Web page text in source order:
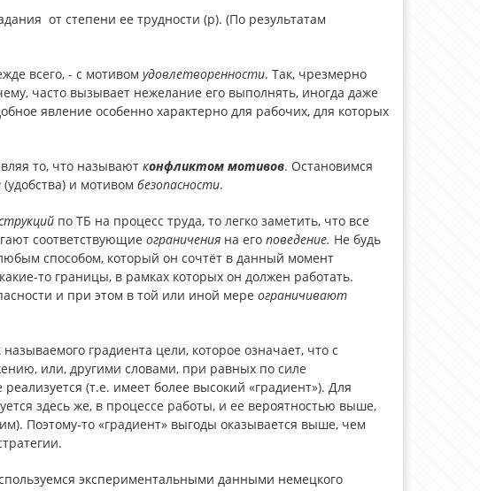
от степени ее трудности (p). (По результатам
всего, - с мотивом удовлетворенности. Так, чрезмерно
часто вызывает нежелание его выполнять, иногда даже
явление особенно характерно для рабочих, для которых
то, что называют конфликтом мотивов. Остановимся
(удобства) и мотивом безопасности.
по ТБ на процесс труда, то легко заметить, что все
соответствующие ограничения на его поведение. Не будь
способом, который он сочтёт в данный момент
то границы, в рамках которых он должен работать.
и при этом в той или иной мере ограничивают
градиента цели, которое означает, что с
или, другими словами, при равных по силе
(т.е. имеет более высокий «градиент»). Для
здесь же, в процессе работы, и ее вероятностью выше,
Поэтому-то «градиент» выгоды оказывается выше, чем
экспериментальными данными немецкого